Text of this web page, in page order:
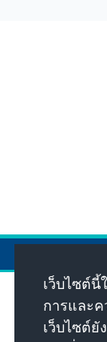
Mekong
response
topics
future
academia.
ที่อยู่
เว็บไซต์นี้
การและ
เว็บไซต์ยั